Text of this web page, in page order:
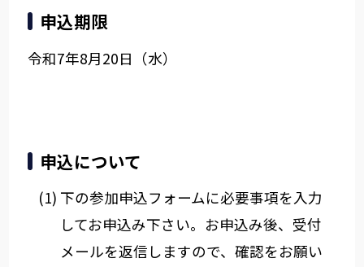
申込期限
令和7年8月20日（水）
申込について
下の参加申込フォームに必要事項を入力
してお申込み下さい。お申込み後、受付
メールを返信しますので、確認をお願い